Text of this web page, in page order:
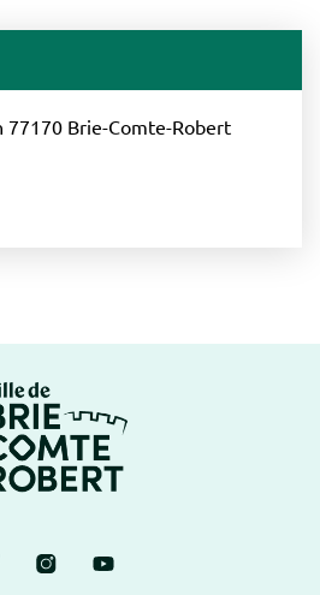
77170 Brie-Comte-Robert
vers le compte Facebook
Lien vers le compte Instagram
Lien vers la chaîne